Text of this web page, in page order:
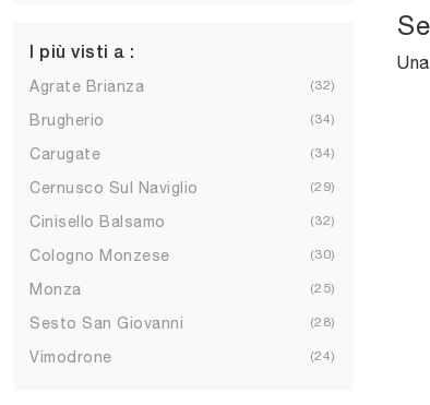
I più visti a :
Agrate Brianza 32
Brugherio 34
Carugate 34
Cernusco Sul Naviglio 29
Cinisello Balsamo 32
Cologno Monzese 30
Monza 25
Sesto San Giovanni 28
Vimodrone 24